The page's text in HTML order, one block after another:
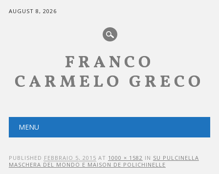
AUGUST 8, 2026
FRANCO
CARMELO GRECO
Main menu
MENU
PUBLISHED FEBBRAIO 5, 2015 AT 1000 × 1582 IN SU PULCINELLA
MASCHERA DEL MONDO E MAISON DE POLICHINELLE